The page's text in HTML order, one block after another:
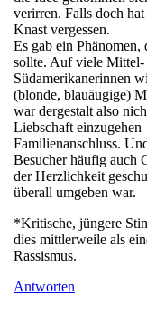
verirren. Falls doch
Knast vergessen.
Es gab ein Phänomen,
sollte. Auf viele Mittel-
Südamerikanerinnen
(blonde, blauäugige)
war dergestalt also
Liebschaft einzugehen
Familienanschluss.
Besucher häufig auch
der Herzlichkeit
überall umgeben war.
*Kritische, jüngere
dies mittlerweile als
Rassismus.
Antworten